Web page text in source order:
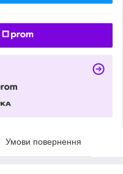
Умови повернення